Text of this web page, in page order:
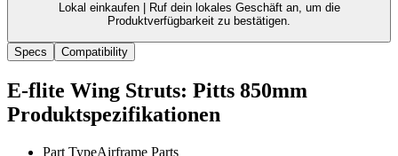
Lokal einkaufen |
Ruf dein lokales Geschäft an, um die
Produktverfügbarkeit zu bestätigen.
Specs Compatibility
E-flite Wing Struts: Pitts 850mm
Produktspezifikationen
Part TypeAirframe Parts